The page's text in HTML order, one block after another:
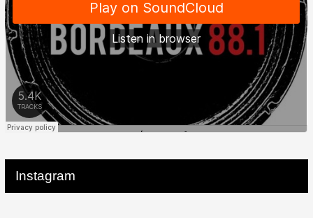
Instagram